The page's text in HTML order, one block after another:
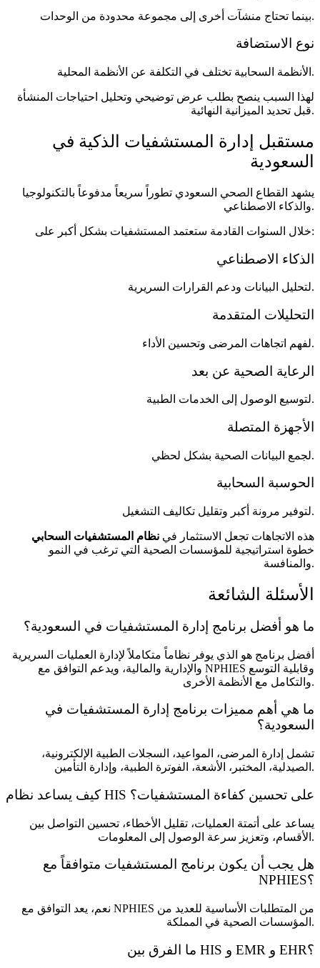
بينما تحتاج منشآت أخرى إلى مجموعة محدودة من الوحدات.
نوع الاستضافة
الأنظمة السحابية تختلف في التكلفة عن الأنظمة المحلية.
لهذا السبب ينصح بطلب عرض توضيحي وتحليل احتياجات المنشأة
قبل تحديد الميزانية النهائية.
مستقبل إدارة المستشفيات الذكية في
السعودية
يشهد القطاع الصحي السعودي تطوراً سريعاً مدفوعاً بالتكنولوجيا
والذكاء الاصطناعي.
خلال السنوات القادمة ستعتمد المستشفيات بشكل أكبر على:
الذكاء الاصطناعي
لتحليل البيانات ودعم القرارات السريرية.
التحليلات المتقدمة
لفهم اتجاهات المرضى وتحسين الأداء.
الرعاية الصحية عن بعد
لتوسيع الوصول إلى الخدمات الطبية.
الأجهزة المتصلة
لجمع البيانات الصحية بشكل لحظي.
الحوسبة السحابية
لتوفير مرونة أكبر وتقليل تكاليف التشغيل.
هذه الاتجاهات تجعل الاستثمار في نظام المستشفيات السحابي
خطوة استراتيجية للمؤسسات الصحية التي ترغب في النمو
والمنافسة.
الأسئلة الشائعة
ما هو أفضل برنامج إدارة المستشفيات في السعودية؟
أفضل برنامج هو الذي يوفر نظاماً متكاملاً لإدارة العمليات السريرية
والإدارية والمالية، ويدعم التوافق مع NPHIES وقابلية التوسع
والتكامل مع الأنظمة الأخرى.
ما هي أهم مميزات برنامج إدارة المستشفيات في
السعودية؟
تشمل إدارة المرضى، المواعيد، السجلات الطبية الإلكترونية،
الصيدلية، المختبر، الأشعة، الفوترة الطبية، وإدارة التأمين.
كيف يساعد نظام HIS على تحسين كفاءة المستشفيات؟
يساعد على أتمتة العمليات، تقليل الأخطاء، تحسين التواصل بين
الأقسام، وتعزيز سرعة الوصول إلى المعلومات.
هل يجب أن يكون برنامج المستشفيات متوافقاً مع
NPHIES؟
نعم، يعد التوافق مع NPHIES من المتطلبات الأساسية للعديد من
المؤسسات الصحية في المملكة.
ما الفرق بين HIS و EMR و EHR؟